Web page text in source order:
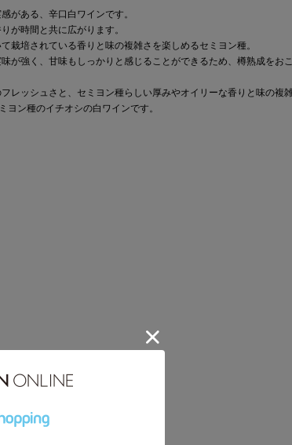
がある、辛口白ワインです。
が時間と共に広がります。
栽培されている香りと味の複雑さを楽しめるセミヨン種。
が強く、甘味もしっかりと感じることができるため、樽熟成をお
レッシュさと、セミヨン種らしい厚みやオイリーな香りと味の複
ヨン種のイチオシの白ワインです。